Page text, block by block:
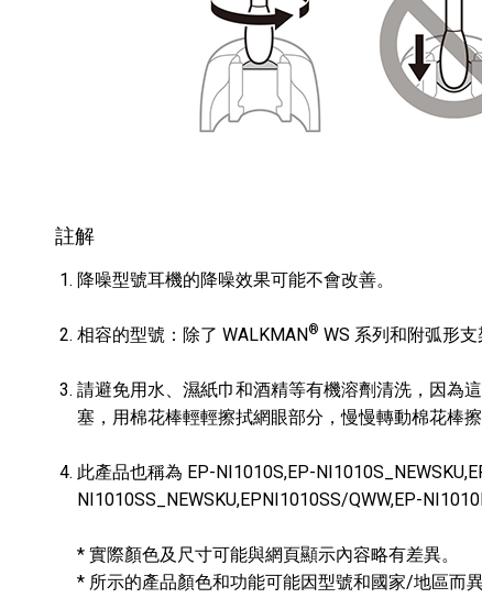
註解
降噪型號耳機的降噪效果可能不會改善。
相容的型號：除了 WALKMAN® WS 系列和附弧形支
請避免用水、濕紙巾和酒精等有機溶劑清洗，因為
塞，用棉花棒輕輕擦拭網眼部分，慢慢轉動棉花棒
此產品也稱為 EP-NI1010S,EP-
NI1010SS_NEWSKU,EPNI1010SS/QWW,EP-
* 實際顏色及尺寸可能與網頁顯示內容略有差異。
* 所示的產品顏色和功能可能因型號和國家/地區而異